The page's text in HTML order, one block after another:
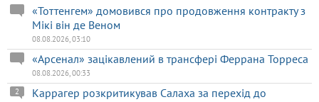
«Тоттенгем» домовився про продовження контракту з
Мікі він де Веном
08.08.2026, 03:10
«Арсенал» зацікавлений в трансфері Феррана Торреса
08.08.2026, 00:33
Каррагер розкритикував Салаха за перехід до
2